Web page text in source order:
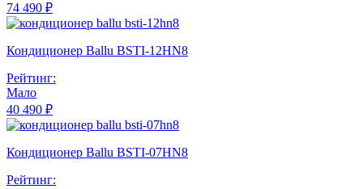
74 490 ₽
Кондиционер Ballu BSTI-12HN8
Рейтинг:
Мало
40 490 ₽
Кондиционер Ballu BSTI-07HN8
Рейтинг: